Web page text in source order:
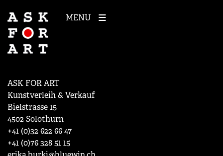
MENU
ASK FOR ART
Kunstverleih & Verkauf
Bielstrasse 15
4502 Solothurn
+41 (0)32 622 66 47
+41 (0)76 328 51 15